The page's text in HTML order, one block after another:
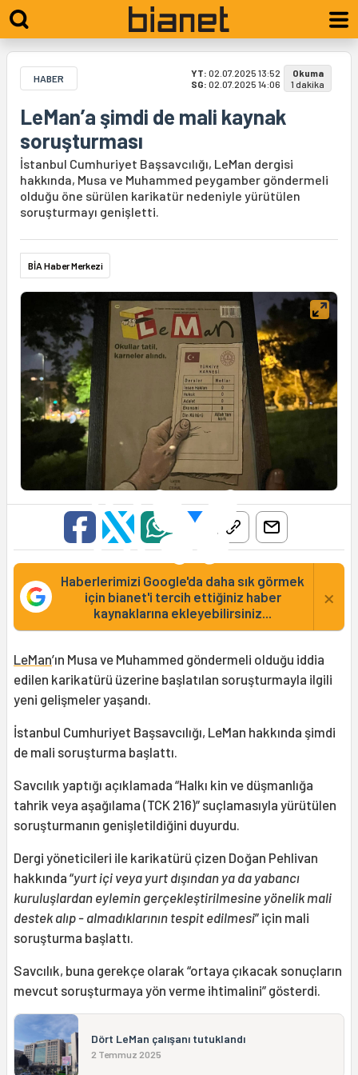
HABER YT: 02.07.2025 13:52
SG: 02.07.2025 14:06
Okuma
1 dakika
LeMan’a şimdi de mali kaynak
soruşturması
İstanbul Cumhuriyet Başsavcılığı, LeMan dergisi
hakkında, Musa ve Muhammed peygamber göndermeli
olduğu öne sürülen karikatür nedeniyle yürütülen
soruşturmayı genişletti.
BİA Haber Merkezi
Haberlerimizi Google'da daha sık görmek
için bianet'i tercih ettiğiniz haber
kaynaklarına ekleyebilirsiniz...
×
LeMan’ın Musa ve Muhammed göndermeli olduğu iddia
edilen karikatürü üzerine başlatılan soruşturmayla ilgili
yeni gelişmeler yaşandı.
İstanbul Cumhuriyet Başsavcılığı, LeMan hakkında şimdi
de mali soruşturma başlattı.
Savcılık yaptığı açıklamada “Halkı kin ve düşmanlığa
tahrik veya aşağılama (TCK 216)” suçlamasıyla yürütülen
soruşturmanın genişletildiğini duyurdu.
Dergi yöneticileri ile karikatürü çizen Doğan Pehlivan
hakkında “yurt içi veya yurt dışından ya da yabancı
kuruluşlardan eylemin gerçekleştirilmesine yönelik mali
destek alıp - almadıklarının tespit edilmesi” için mali
soruşturma başlattı.
Savcılık, buna gerekçe olarak “ortaya çıkacak sonuçların
mevcut soruşturmaya yön verme ihtimalini” gösterdi.
Dört LeMan çalışanı tutuklandı
2 Temmuz 2025